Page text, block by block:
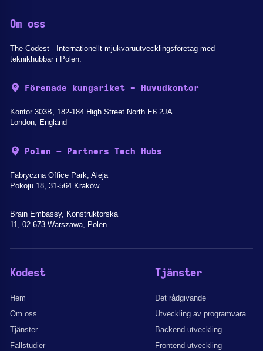
Om oss
The Codest - Internationellt mjukvaruutvecklingsföretag med
teknikhubbar i Polen.
Förenade kungariket - Huvudkontor
Kontor 303B, 182-184 High Street North E6 2JA
London, England
Polen – Partners Tech Hubs
Fabryczna Office Park, Aleja
Pokoju 18, 31-564 Kraków
Brain Embassy, Konstruktorska
11, 02-673 Warszawa, Polen
Kodest
Hem
Om oss
Tjänster
Fallstudier
Tjänster
Det rådgivande
Utveckling av programvara
Backend-utveckling
Frontend-utveckling